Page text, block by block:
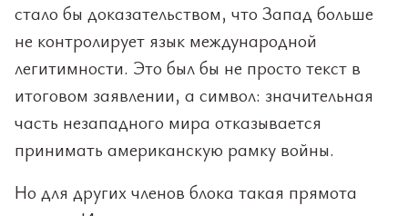
стало бы доказательством, что Запад больше
не контролирует язык международной
легитимности. Это был бы не просто текст в
итоговом заявлении, а символ: значительная
часть незападного мира отказывается
принимать американскую рамку войны.
Но для других членов блока такая прямота